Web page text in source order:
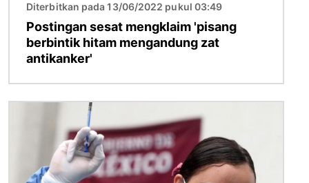
Diterbitkan pada 13/06/2022 pukul 03:49
Postingan sesat mengklaim 'pisang
berbintik hitam mengandung zat
antikanker'